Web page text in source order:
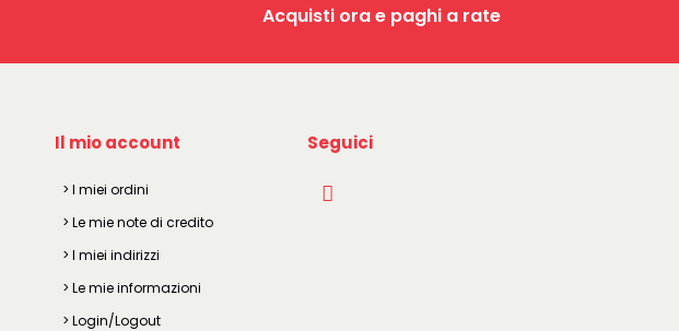
Acquisti ora e paghi a rate
Il mio account
> I miei ordini
> Le mie note di credito
> I miei indirizzi
> Le mie informazioni
> Login/Logout
Seguici